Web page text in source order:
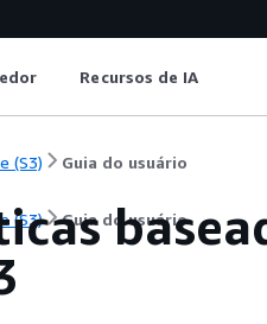
Recursos de IA
(S3) Guia do usuário
(S3) Guia do usuário